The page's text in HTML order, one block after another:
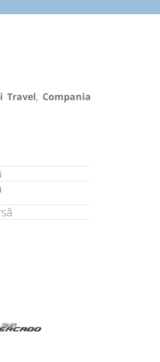
Travel, Compania